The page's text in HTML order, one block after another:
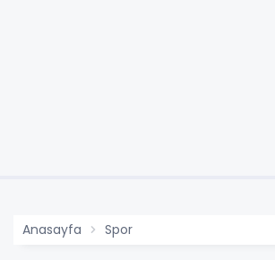
Anasayfa Spor